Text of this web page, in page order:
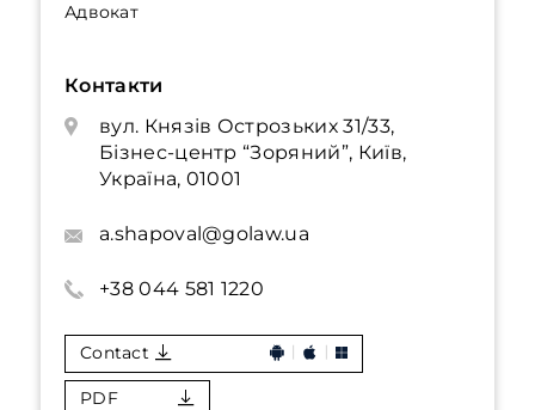
Адвокат
Контакти
вул. Князів Острозьких 31/33,
Бізнес-центр “Зоряний”, Київ,
Україна, 01001
a.shapoval@golaw.ua
+38 044 581 1220
Contact
PDF